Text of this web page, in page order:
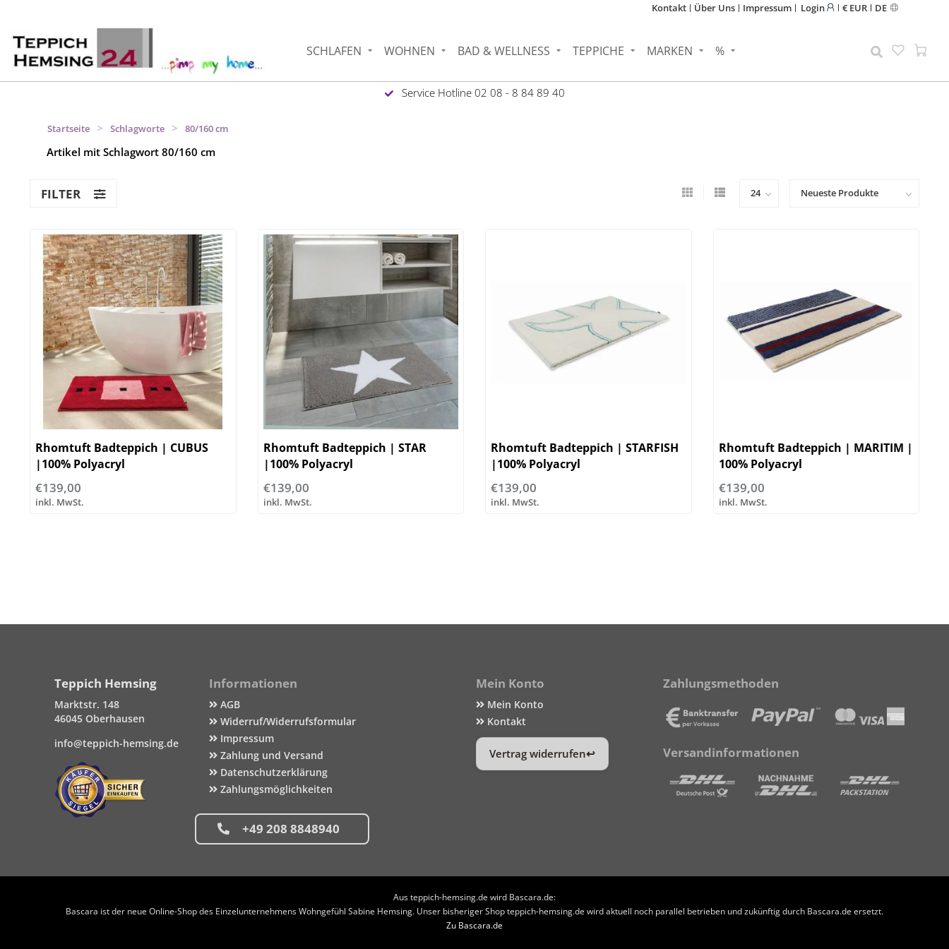
Kontakt Über Uns Impressum Login € EUR DE
SCHLAFEN WOHNEN BAD & WELLNESS TEPPICHE MARKEN %
Service Hotline 02 08 - 8 84 89 40
Startseite > Schlagworte > 80/160 cm
Artikel mit Schlagwort 80/160 cm
FILTER
Rhomtuft Badteppich | CUBUS
|100% Polyacryl
€139,00
inkl. MwSt.
Rhomtuft Badteppich | STAR
|100% Polyacryl
€139,00
inkl. MwSt.
Rhomtuft Badteppich | STARFISH
|100% Polyacryl
€139,00
inkl. MwSt.
Rhomtuft Badteppich | MARITIM |
100% Polyacryl
€139,00
inkl. MwSt.
Teppich Hemsing
Marktstr. 148
46045 Oberhausen
info@teppich-hemsing.de
Informationen
AGB
Widerruf/Widerrufsformular
Impressum
Zahlung und Versand
Datenschutzerklärung
Zahlungsmöglichkeiten
+49 208 8848940
Mein Konto
Mein Konto
Kontakt
Vertrag widerrufen
Zahlungsmethoden
Versandinformationen
Aus teppich-hemsing.de wird Bascara.de:
Bascara ist der neue Online-Shop des Einzelunternehmens Wohngefühl Sabine Hemsing. Unser bisheriger Shop teppich-hemsing.de wird aktuell noch parallel betrieben und zukünftig durch Bascara.de ersetzt.
Zu Bascara.de